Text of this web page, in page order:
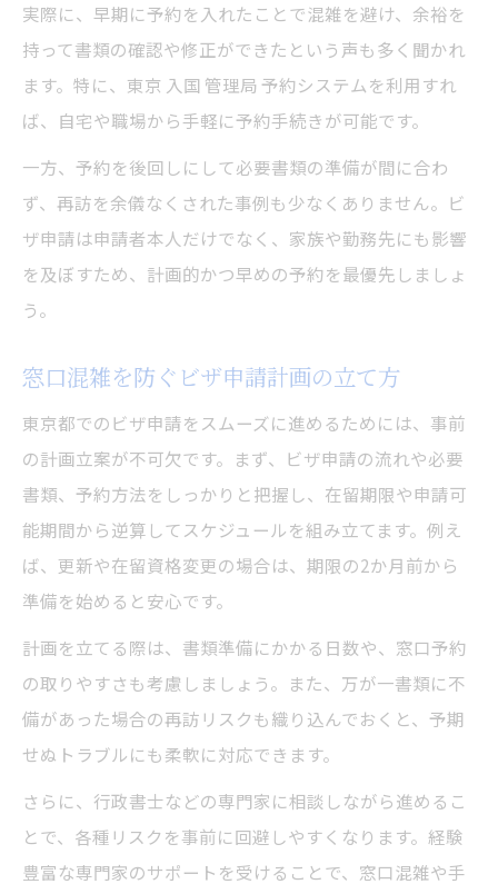
実際に、早期に予約を入れたことで混雑を避け、余裕を
持って書類の確認や修正ができたという声も多く聞かれ
ます。特に、東京 入国 管理局 予約システムを利用すれ
ば、自宅や職場から手軽に予約手続きが可能です。
一方、予約を後回しにして必要書類の準備が間に合わ
ず、再訪を余儀なくされた事例も少なくありません。ビ
ザ申請は申請者本人だけでなく、家族や勤務先にも影響
を及ぼすため、計画的かつ早めの予約を最優先しましょ
う。
窓口混雑を防ぐビザ申請計画の立て方
東京都でのビザ申請をスムーズに進めるためには、事前
の計画立案が不可欠です。まず、ビザ申請の流れや必要
書類、予約方法をしっかりと把握し、在留期限や申請可
能期間から逆算してスケジュールを組み立てます。例え
ば、更新や在留資格変更の場合は、期限の2か月前から
準備を始めると安心です。
計画を立てる際は、書類準備にかかる日数や、窓口予約
の取りやすさも考慮しましょう。また、万が一書類に不
備があった場合の再訪リスクも織り込んでおくと、予期
せぬトラブルにも柔軟に対応できます。
さらに、行政書士などの専門家に相談しながら進めるこ
とで、各種リスクを事前に回避しやすくなります。経験
豊富な専門家のサポートを受けることで、窓口混雑や手